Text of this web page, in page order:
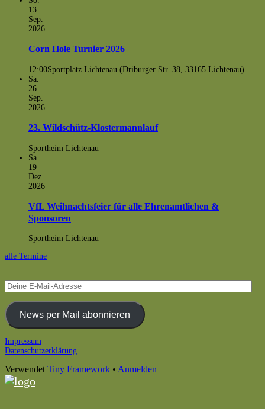
13
Sep.
2026
Corn Hole Turnier 2026
12:00Sportplatz Lichtenau (Driburger Str. 38, 33165 Lichtenau)
Sa.
26
Sep.
2026
23. Wildschütz-Klostermannlauf
Sportheim Lichtenau
Sa.
19
Dez.
2026
VfL Weihnachtsfeier für alle Ehrenamtlichen &
Sponsoren
Sportheim Lichtenau
alle Termine
Deine
E-
Mail-
AdresseNews per Mail abonnieren
Footer
Impressum
Datenschutzerklärung
Verwendet Tiny Framework • Anmelden